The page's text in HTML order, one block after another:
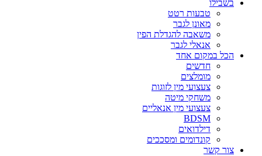
בשבילו
טבעות רטט
מאונן לגבר
משאבה להגדלת הפין
אנאלי לגבר
הכל במקום אחד
חדשים
מומלצים
צעצועי מין לזוגות
משחקי מיטה
צעצועי מין אנאליים
BDSM
דילדואים
קונדומים ומסככים
צור קשר